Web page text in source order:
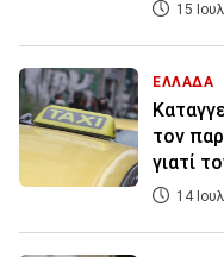
15
ΕΛΛΑΔΑ
τον
γιατί
14